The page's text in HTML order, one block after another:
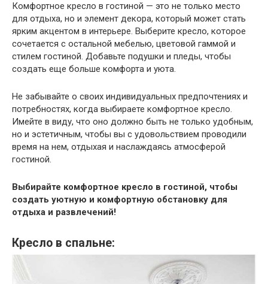
Комфортное кресло в гостиной — это не только место
для отдыха, но и элемент декора, который может стать
ярким акцентом в интерьере. Выберите кресло, которое
сочетается с остальной мебелью, цветовой гаммой и
стилем гостиной. Добавьте подушки и пледы, чтобы
создать еще больше комфорта и уюта.
Не забывайте о своих индивидуальных предпочтениях и
потребностях, когда выбираете комфортное кресло.
Имейте в виду, что оно должно быть не только удобным,
но и эстетичным, чтобы вы с удовольствием проводили
время на нем, отдыхая и наслаждаясь атмосферой
гостиной.
Выбирайте комфортное кресло в гостиной, чтобы
создать уютную и комфортную обстановку для
отдыха и развлечений!
Кресло в спальне: